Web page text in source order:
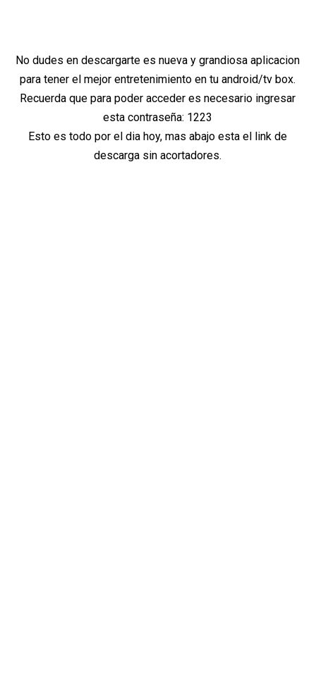
No dudes en descargarte es nueva y grandiosa aplicacion
para tener el mejor entretenimiento en tu android/tv box.
Recuerda que para poder acceder es necesario ingresar
esta contraseña: 1223
Esto es todo por el dia hoy, mas abajo esta el link de
descarga sin acortadores.